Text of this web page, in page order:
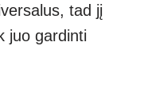
tad jį
juo gardinti